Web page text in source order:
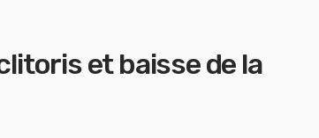
et baisse de la